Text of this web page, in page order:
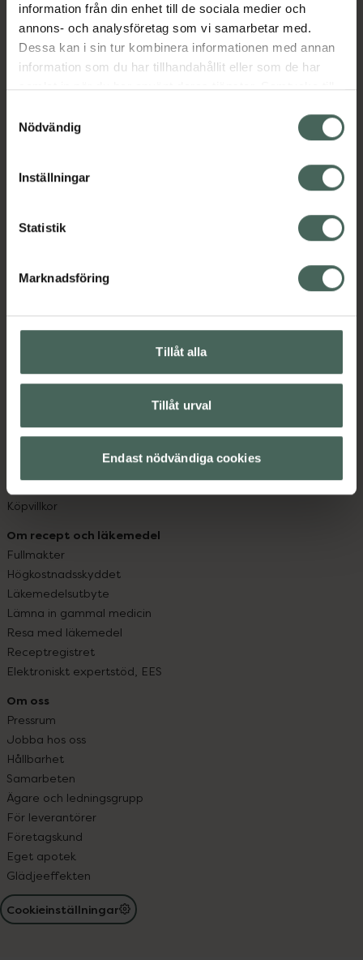
information från din enhet till de sociala medier och
annons- och analysföretag som vi samarbetar med.
Dessa kan i sin tur kombinera informationen med annan
information som du har tillhandahållit eller som de har
samlat in när du har använt deras tjänster. Samtycke till
återkalla ditt samtycke via webbplatsens
cookieinställningar. Ett återkallat samtycke påverkar inte
lagligheten av behandling som skett innan återkallelsen.
Nödvändig
Inställningar
Statistik
Marknadsföring
Tillåt alla
Tillåt urval
Endast nödvändiga cookies
EAN:05055565781746
syd till Lappland i norr, och online i mobilen och på
hjälpa just dig att må lite bättre. Välkommen att prata
med oss.
Kundservice
Hitta apotek
Leverans, betalning och retur
Sajtens tillgänglighet
App
Köpvillkor
Om recept och läkemedel
Fullmakter
Högkostnadsskyddet
Läkemedelsutbyte
Lämna in gammal medicin
Resa med läkemedel
Receptregistret
Elektroniskt expertstöd, EES
Om oss
Pressrum
Jobba hos oss
Hållbarhet
Samarbeten
Ägare och ledningsgrupp
För leverantörer
Företagskund
Eget apotek
Glädjeeffekten
Cookieinställningar